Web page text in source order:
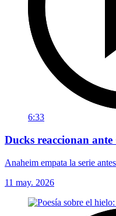
6:33
Ducks reaccionan
Anaheim empata la serie
11 may. 2026